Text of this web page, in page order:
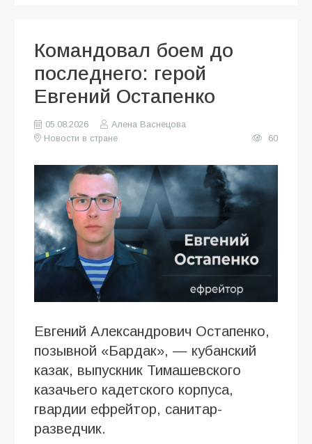
Командовал боем до
последнего: герой
Евгений Остапенко
05.08.2026
Алена Васнецова
Новости в стране
60
Евгений Александрович Остапенко,
позывной «Бардак», — кубанский
казак, выпускник Тимашевского
казачьего кадетского корпуса,
гвардии ефрейтор, санитар-
разведчик.